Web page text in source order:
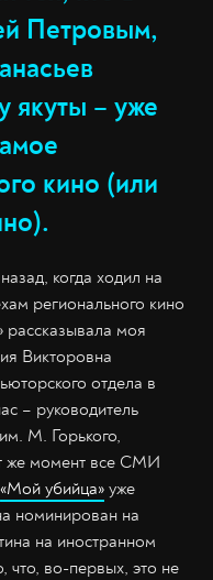
Петровым,
якуты – уже
кино (или
когда ходил на
регионального кино
рассказывала моя
Викторовна
отдела в
– руководитель
М. Горького,
же момент все СМИ
«Мой убийца» уже
номинирован на
на иностранном
что, во-первых, это не